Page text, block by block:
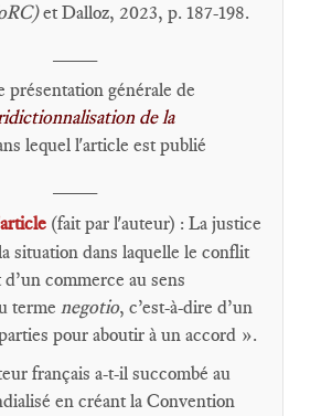
et Dalloz, 2023, p. 187-198.
présentation générale de
de la
lequel l'article est publié
(fait par l'auteur) : La justice
situation dans laquelle le conflit
commerce au sens
terme negotio, c’est-à-dire d’un
pour aboutir à un accord ».
français a-t-il succombé au
en créant la Convention